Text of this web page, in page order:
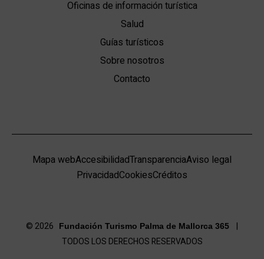
Oficinas de información turística
Salud
Guías turísticos
Sobre nosotros
Contacto
Mapa webAccesibilidadTransparenciaAviso legal
PrivacidadCookiesCréditos
© 2026 Fundación Turismo Palma de Mallorca 365
|
TODOS LOS DERECHOS RESERVADOS